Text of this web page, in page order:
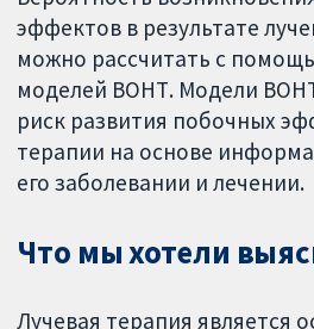
эффектов в результате
можно рассчитать с
моделей ВОНТ. Модели
риск развития побочных
терапии на основе
его заболевании и лечении.
Что мы хотели
Лучевая терапия является